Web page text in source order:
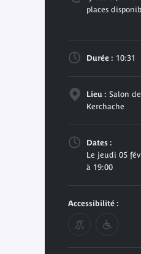
places
Durée : 10:31
Lieu : Salon
Kerchache
Dates :
Le jeudi 05
à 19:00
Accessibilité :